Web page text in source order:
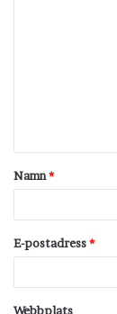
t
a
Namn*
E-postadress*
Webbplats